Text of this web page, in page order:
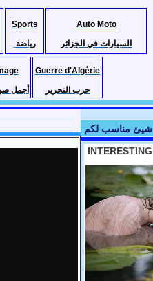
Sports
رياضة
Auto Moto
السيارات في الجزائر
أجمل
Guerre d'Algérie
حرب التحرير
شيئ مناسب لكم